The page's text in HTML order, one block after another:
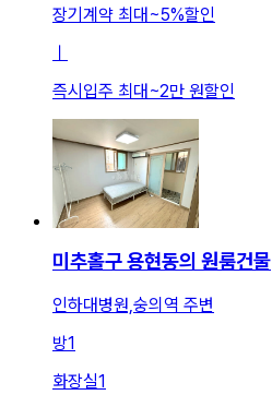
장기계약 최대 ~5%할인
즉시입주 최대 ~2만 원할인
미추홀구 용현동의 원룸건물
인하대병원,숭의역 주변
방1
화장실1